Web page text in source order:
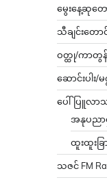
မွေးနေ့ဆုတော
သီချင်းတောင်
ဝတ္ထု/ကာတွန်း
ဆောင်းပါး/မဂ္
ပေါ်ပြူလာသ
အနုပညာ
ထူးထူးခြ
သဇင် FM